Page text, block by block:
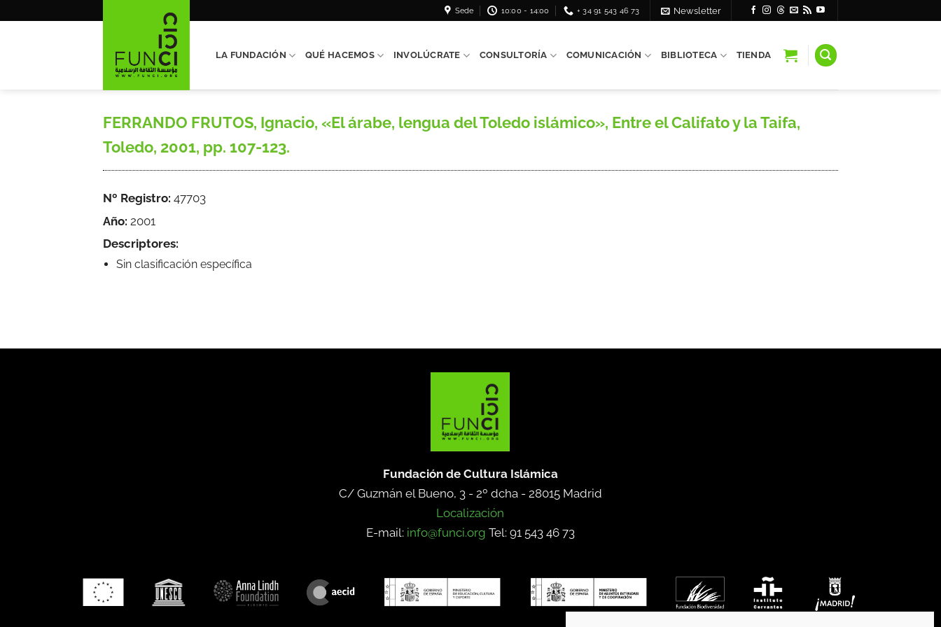
Sede 10:00 - 14:00 + 34 91 543 46 73 Newsletter
LA FUNDACIÓN QUÉ HACEMOS INVOLÚCRATE CONSULTORÍA COMUNICACIÓN BIBLIOTECA TIENDA
FERRANDO FRUTOS, Ignacio, «El árabe, lengua del Toledo islámico», Entre el Califato y la Taifa,
Toledo, 2001, pp. 107-123.
Nº Registro: 47703
Año: 2001
Descriptores:
Sin clasificación específica
Fundación de Cultura Islámica
C/ Guzmán el Bueno, 3 - 2º dcha - 28015 Madrid
Localización
E-mail: info@funci.org Tel: 91 543 46 73